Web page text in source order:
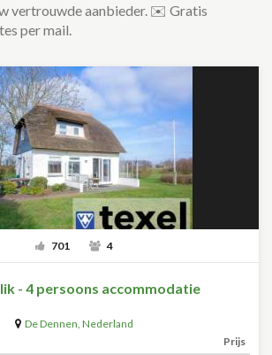
vertrouwde aanbieder. ✉️ Gratis
per mail.
701 4
- 4 persoons accommodatie
De Dennen, Nederland
Prijs